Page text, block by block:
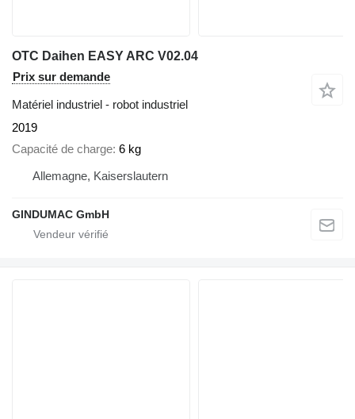
OTC Daihen EASY ARC V02.04
Prix sur demande
Matériel industriel - robot industriel
2019
Capacité de charge 6 kg
Allemagne, Kaiserslautern
GINDUMAC GmbH